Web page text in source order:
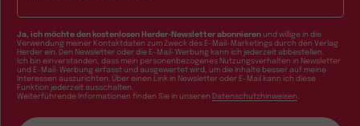
Ja, ich möchte den kostenlosen Herder-Newsletter abonnieren und willige in die
Verwendung meiner Kontaktdaten zum Zweck des E-Mail-Marketings durch den Verlag
Herder ein. Den Newsletter oder die E-Mail-Werbung kann ich jederzeit abbestellen.
Ich bin einverstanden, dass mein personenbezogenes Nutzungsverhalten in Newsletter
und E-Mail-Werbung erfasst und ausgewertet wird, um die Inhalte besser auf meine
Interessen auszurichten. Über einen Link in Newsletter oder E-Mail kann ich diese
Funktion jederzeit ausschalten.
Weiterführende Informationen finden Sie in unseren Datenschutzhinweisen .